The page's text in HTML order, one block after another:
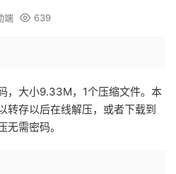
端 639
，大小9.33M，1个压缩文件。本
转存以后在线解压，或者下载到
需密码。